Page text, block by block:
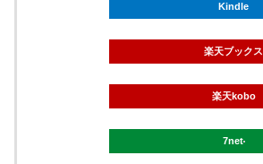
Kindle
楽天ブックス
楽天kobo
7net